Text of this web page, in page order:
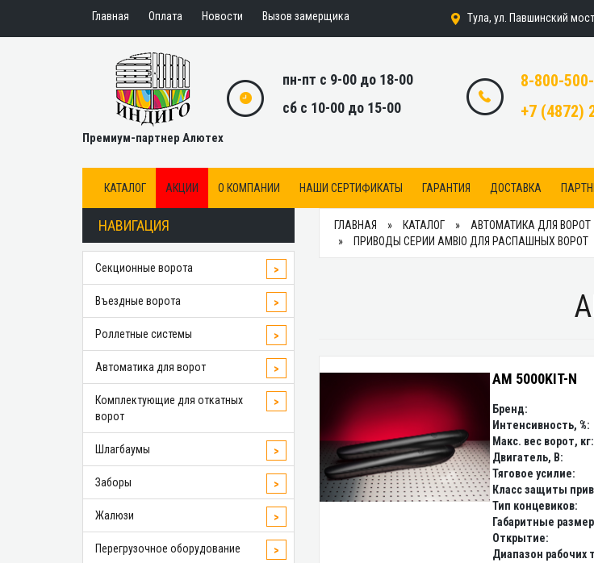
Главная Оплата Новости Вызов замерщика Тула, ул. Павшинский
Премиум-партнер Алютех
пн-пт с 9-00 до 18-00
сб с 10-00 до 15-00
8-800-
+7 (4872)
КАТАЛОГ АКЦИИ О КОМПАНИИ НАШИ СЕРТИФИКАТЫ ГАРАНТИЯ ДОСТАВКА
НАВИГАЦИЯ
Секционные ворота >
Въездные ворота >
Роллетные системы >
Автоматика для ворот >
Комплектующие для откатных
ворот
>
Шлагбаумы >
Заборы >
Жалюзи >
Перегрузочное оборудование >
ГЛАВНАЯ КАТАЛОГ АВТОМАТИКА ДЛЯ ВОРОТ
ПРИВОДЫ СЕРИИ AMBIO ДЛЯ РАСПАШНЫХ ВОРОТ
AM 5000KIT-N
Бренд:
Интенсивность, %:
Макс. вес ворот, кг:
Двигатель, В:
Тяговое усилие:
Класс защиты
Тип концевиков:
Габаритные
Открытие:
Диапазон рабочих